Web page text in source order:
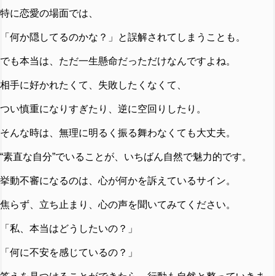
特に恋愛の場面では、
「何か隠してるのかな？」と誤解されてしまうことも。
でも本当は、ただ一生懸命だっただけなんですよね。
相手に好かれたくて、失敗したくなくて、
つい慎重になりすぎたり、逆に空回りしたり。
そんな時は、無理に明るく振る舞わなくても大丈夫。
“素直な自分”でいることが、いちばん自然で魅力的です。
挙動不審になるのは、心が何かを訴えているサイン。
焦らず、立ち止まり、心の声を聞いてみてください。
「私、本当はどうしたいの？」
「何に不安を感じているの？」